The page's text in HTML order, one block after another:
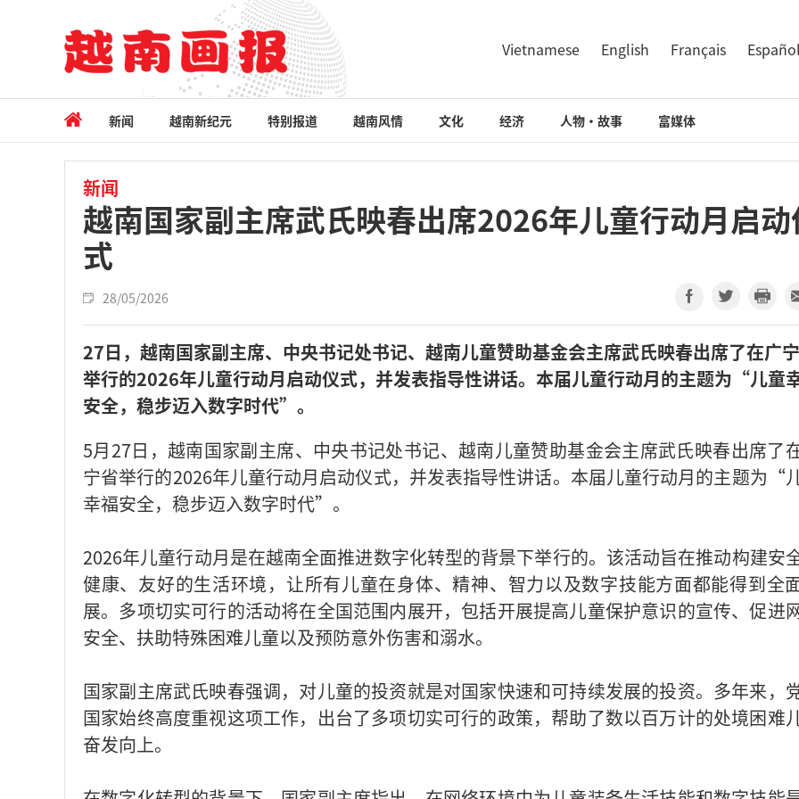
Vietnamese English Français
新闻 越南新纪元 特别报道 越南风情 文化 经济 人物·故事 富媒体
新闻
越南国家副主席武氏映春出席2026年儿童行动月启
式
28/05/2026
27日，越南国家副主席、中央书记处书记、越南儿童赞助基金会主席武氏映春出席了在广
举行的2026年儿童行动月启动仪式，并发表指导性讲话。本届儿童行动月的主题为“儿童
安全，稳步迈入数字时代”。
5月27日，越南国家副主席、中央书记处书记、越南儿童赞助基金会主席武氏映春出席了
宁省举行的2026年儿童行动月启动仪式，并发表指导性讲话。本届儿童行动月的主题为“
幸福安全，稳步迈入数字时代”。
2026年儿童行动月是在越南全面推进数字化转型的背景下举行的。该活动旨在推动构建安
健康、友好的生活环境，让所有儿童在身体、精神、智力以及数字技能方面都能得到全
展。多项切实可行的活动将在全国范围内展开，包括开展提高儿童保护意识的宣传、促进
安全、扶助特殊困难儿童以及预防意外伤害和溺水。
国家副主席武氏映春强调，对儿童的投资就是对国家快速和可持续发展的投资。多年来，
国家始终高度重视这项工作，出台了多项切实可行的政策，帮助了数以百万计的处境困难
奋发向上。